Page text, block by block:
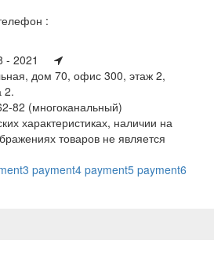
:
- 2021
дом 70, офис 300, этаж 2,
2.
82 (многоканальный)
характеристиках, наличии на
товаров не является
payment4 payment5 payment6